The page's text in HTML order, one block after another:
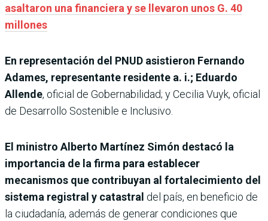
asaltaron una financiera y se llevaron unos G. 40
millones
En representación del PNUD asistieron Fernando
Adames, representante residente a. i.; Eduardo
Allende, oficial de Gobernabilidad; y Cecilia Vuyk, oficial
de Desarrollo Sostenible e Inclusivo.
El ministro Alberto Martínez Simón destacó la
importancia de la firma para establecer
mecanismos que contribuyan al fortalecimiento del
sistema registral y catastral del país, en beneficio de
la ciudadanía, además de generar condiciones que